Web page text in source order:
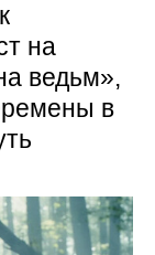
на
ведьм»,
в